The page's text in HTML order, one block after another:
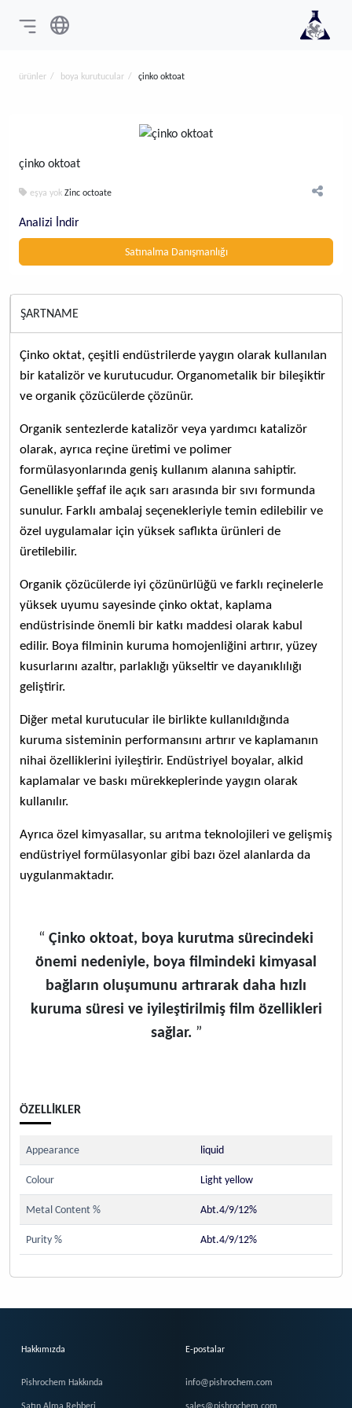
ürünler boya kurutucular çinko oktoat
çinko oktoat
eşya yok Zinc octoate
Analizi İndir
Satınalma Danışmanlığı
ŞARTNAME
Çinko oktat, çeşitli endüstrilerde yaygın olarak kullanılan
bir katalizör ve kurutucudur. Organometalik bir bileşiktir
ve organik çözücülerde çözünür.
Organik sentezlerde katalizör veya yardımcı katalizör
olarak, ayrıca reçine üretimi ve polimer
formülasyonlarında geniş kullanım alanına sahiptir.
Genellikle şeffaf ile açık sarı arasında bir sıvı formunda
sunulur. Farklı ambalaj seçenekleriyle temin edilebilir ve
özel uygulamalar için yüksek saflıkta ürünleri de
üretilebilir.
Organik çözücülerde iyi çözünürlüğü ve farklı reçinelerle
yüksek uyumu sayesinde çinko oktat, kaplama
endüstrisinde önemli bir katkı maddesi olarak kabul
edilir. Boya filminin kuruma homojenliğini artırır, yüzey
kusurlarını azaltır, parlaklığı yükseltir ve dayanıklılığı
geliştirir.
Diğer metal kurutucular ile birlikte kullanıldığında
kuruma sisteminin performansını artırır ve kaplamanın
nihai özelliklerini iyileştirir. Endüstriyel boyalar, alkid
kaplamalar ve baskı mürekkeplerinde yaygın olarak
kullanılır.
Ayrıca özel kimyasallar, su arıtma teknolojileri ve gelişmiş
endüstriyel formülasyonlar gibi bazı özel alanlarda da
uygulanmaktadır.
“ Çinko oktoat, boya kurutma sürecindeki
önemi nedeniyle, boya filmindeki kimyasal
bağların oluşumunu artırarak daha hızlı
kuruma süresi ve iyileştirilmiş film özellikleri
sağlar. ”
ÖZELLİKLER
Appearance liquid
Colour Light yellow
Metal Content % Abt.4/9/12%
Purity % Abt.4/9/12%
Hakkımızda
Pishrochem Hakkında
Satın Alma Rehberi
E-postalar
info@pishrochem.com
sales@pishrochem.com